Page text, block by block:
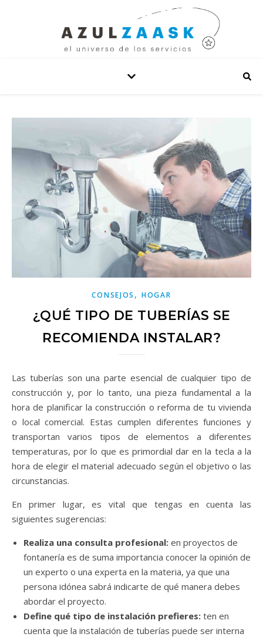
CONSEJOS ,HOGAR
¿QUÉ TIPO DE TUBERÍAS SE
RECOMIENDA INSTALAR?
Las tuberías son una parte esencial de cualquier tipo de
construcción y, por lo tanto, una pieza fundamental a la
hora de planificar la construcción o reforma de tu vivienda
o local comercial. Estas cumplen diferentes funciones y
transportan varios tipos de elementos a diferentes
temperaturas, por lo que es primordial dar en la tecla a la
hora de elegir el material adecuado según el objetivo o las
circunstancias.
En primer lugar, es vital que tengas en cuenta las
siguientes sugerencias:
Realiza una consulta profesional: en proyectos de
fontanería es de suma importancia conocer la opinión de
un experto o una experta en la materia, ya que una
persona idónea sabrá indicarte de qué manera debes
abordar el proyecto.
Define qué tipo de instalación prefieres: ten en
cuenta que la instalación de tuberías puede ser interna